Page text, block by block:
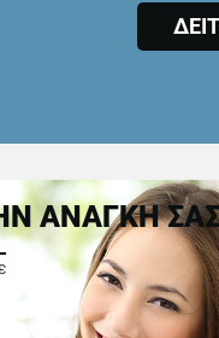
ΑΝΑΓΚΗ